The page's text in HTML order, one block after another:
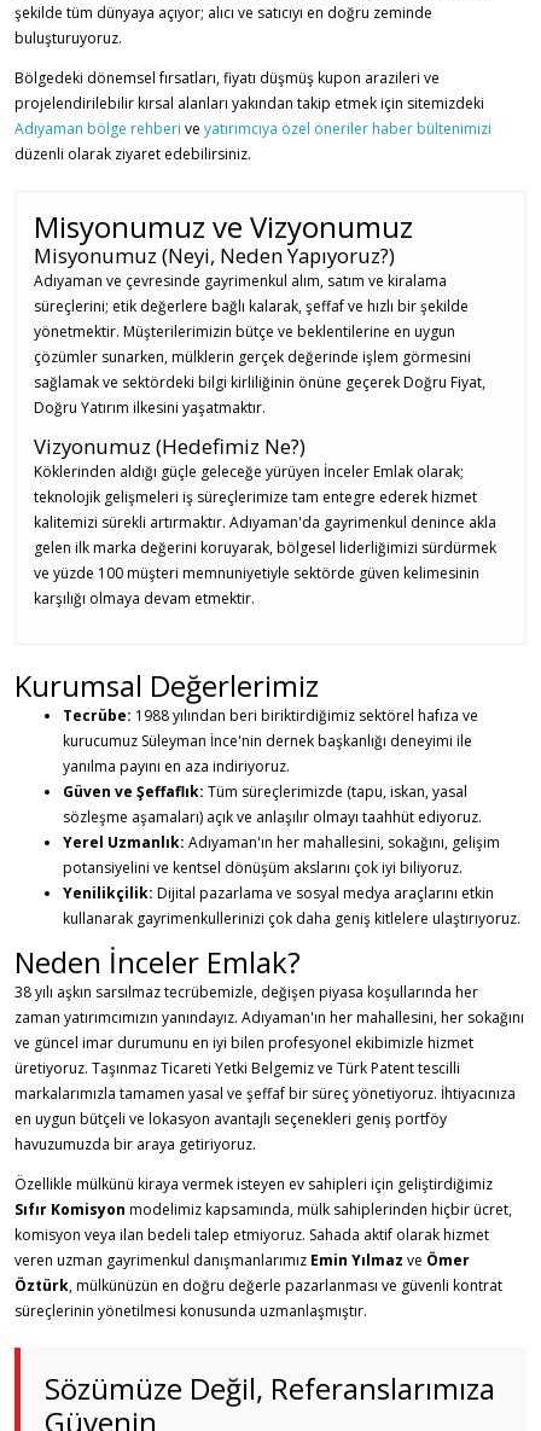
şekilde tüm dünyaya açıyor; alıcı ve satıcıyı en doğru zeminde
buluşturuyoruz.
Bölgedeki dönemsel fırsatları, fiyatı düşmüş kupon arazileri ve
projelendirilebilir kırsal alanları yakından takip etmek için sitemizdeki
Adıyaman bölge rehberi ve yatırımcıya özel öneriler haber bültenimizi
düzenli olarak ziyaret edebilirsiniz.
Misyonumuz ve Vizyonumuz
Misyonumuz (Neyi, Neden Yapıyoruz?)
Adıyaman ve çevresinde gayrimenkul alım, satım ve kiralama
süreçlerini; etik değerlere bağlı kalarak, şeffaf ve hızlı bir şekilde
yönetmektir. Müşterilerimizin bütçe ve beklentilerine en uygun
çözümler sunarken, mülklerin gerçek değerinde işlem görmesini
sağlamak ve sektördeki bilgi kirliliğinin önüne geçerek Doğru Fiyat,
Doğru Yatırım ilkesini yaşatmaktır.
Vizyonumuz (Hedefimiz Ne?)
Köklerinden aldığı güçle geleceğe yürüyen İnceler Emlak olarak;
teknolojik gelişmeleri iş süreçlerimize tam entegre ederek hizmet
kalitemizi sürekli artırmaktır. Adıyaman'da gayrimenkul denince akla
gelen ilk marka değerini koruyarak, bölgesel liderliğimizi sürdürmek
ve yüzde 100 müşteri memnuniyetiyle sektörde güven kelimesinin
karşılığı olmaya devam etmektir.
Kurumsal Değerlerimiz
Tecrübe: 1988 yılından beri biriktirdiğimiz sektörel hafıza ve
kurucumuz Süleyman İnce'nin dernek başkanlığı deneyimi ile
yanılma payını en aza indiriyoruz.
Güven ve Şeffaflık: Tüm süreçlerimizde (tapu, iskan, yasal
sözleşme aşamaları) açık ve anlaşılır olmayı taahhüt ediyoruz.
Yerel Uzmanlık: Adıyaman'ın her mahallesini, sokağını, gelişim
potansiyelini ve kentsel dönüşüm akslarını çok iyi biliyoruz.
Yenilikçilik: Dijital pazarlama ve sosyal medya araçlarını etkin
kullanarak gayrimenkullerinizi çok daha geniş kitlelere ulaştırıyoruz.
Neden İnceler Emlak?
38 yılı aşkın sarsılmaz tecrübemizle, değişen piyasa koşullarında her
zaman yatırımcımızın yanındayız. Adıyaman'ın her mahallesini, her sokağını
ve güncel imar durumunu en iyi bilen profesyonel ekibimizle hizmet
üretiyoruz. Taşınmaz Ticareti Yetki Belgemiz ve Türk Patent tescilli
markalarımızla tamamen yasal ve şeffaf bir süreç yönetiyoruz. İhtiyacınıza
en uygun bütçeli ve lokasyon avantajlı seçenekleri geniş portföy
havuzumuzda bir araya getiriyoruz.
Özellikle mülkünü kiraya vermek isteyen ev sahipleri için geliştirdiğimiz
Sıfır Komisyon modelimiz kapsamında, mülk sahiplerinden hiçbir ücret,
komisyon veya ilan bedeli talep etmiyoruz. Sahada aktif olarak hizmet
veren uzman gayrimenkul danışmanlarımız Emin Yılmaz ve Ömer
Öztürk, mülkünüzün en doğru değerle pazarlanması ve güvenli kontrat
süreçlerinin yönetilmesi konusunda uzmanlaşmıştır.
Sözümüze Değil, Referanslarımıza
Güvenin